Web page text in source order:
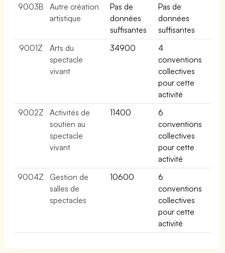
9003B
Autre création
artistique
Pas de
données
suffisantes
Pas de
données
suffisantes
9001Z
Arts du
spectacle
vivant
34900
4
conventions
collectives
pour cette
activité
9002Z
Activités de
soutien au
spectacle
vivant
11400
6
conventions
collectives
pour cette
activité
9004Z
Gestion de
salles de
spectacles
10600
6
conventions
collectives
pour cette
activité